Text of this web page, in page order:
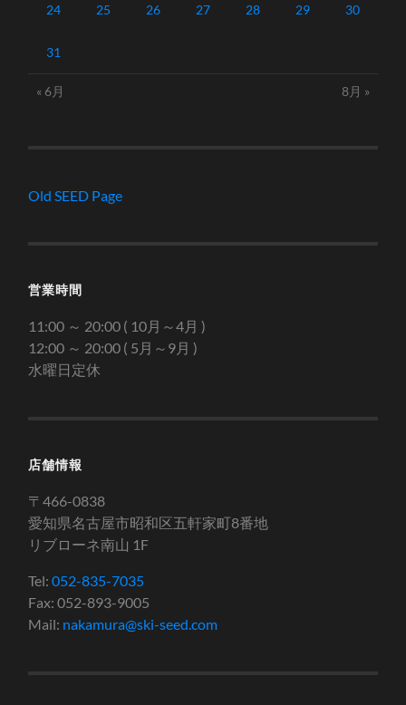
24 25 26 27 28 29 30
31
« 6月 8月 »
Old SEED Page
営業時間
11:00 ～ 20:00 ( 10月～4月 )
12:00 ～ 20:00 ( 5月～9月 )
水曜日定休
店舗情報
〒466-0838
愛知県名古屋市昭和区五軒家町8番地
リブローネ南山 1F
Tel:052-835-7035
Fax: 052-893-9005
Mail: nakamura@ski-seed.com